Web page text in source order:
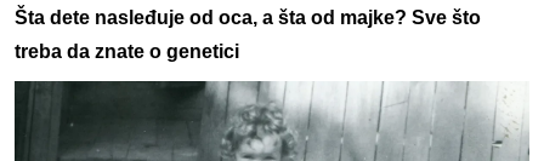
Šta dete nasleđuje od oca, a šta od majke? Sve što
treba da znate o genetici